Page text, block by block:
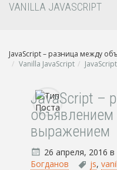
VANILLA JAVASCRIPT
JavaScript – разница между
Vanilla JavaScript
JavaScript
JavaScript –
выражением
26 апреля, 2016 в
Богданов
js,